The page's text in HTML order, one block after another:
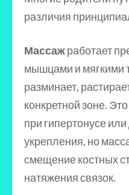
различия
Массажработает
мышцами и мягкими
разминает,
конкретной зоне.
при гипертонусе
укрепления, но
смещение костных
натяжения связок.